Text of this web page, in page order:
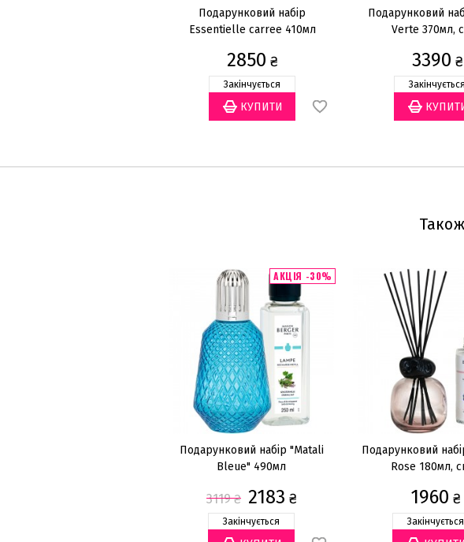
Подарунковий набір
Essentielle carree 410мл
2850 ₴
Закінчується
Подарунковий
Verte 370мл,
3390 ₴
Закінчується
АКЦІЯ -30%
Подарунковий набір "Matali
Bleue" 490мл
3119₴ 2183 ₴
Закінчується
Подарунковий
Rose 180мл,
1960 ₴
Закінчується